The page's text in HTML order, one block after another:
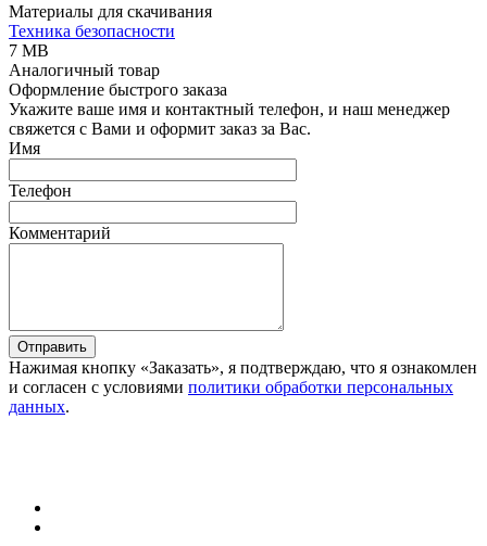
Материалы для скачивания
Техника безопасности
7 MB
Аналогичный товар
Оформление быстрого заказа
Укажите ваше имя и контактный телефон, и наш менеджер
свяжется с Вами и оформит заказ за Вас.
Имя
Телефон
Комментарий
Отправить
Нажимая кнопку «Заказать», я подтверждаю, что я ознакомлен
и согласен с условиями политики обработки персональных
данных.